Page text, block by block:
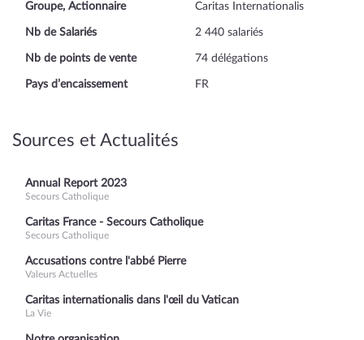
Groupe, Actionnaire Caritas Internationalis
Nb de Salariés 2 440 salariés
Nb de points de vente 74 délégations
Pays d’encaissement FR
Sources et Actualités
Annual Report 2023
Secours Catholique
Caritas France - Secours Catholique
Secours Catholique
Accusations contre l'abbé Pierre
Valeurs Actuelles
Caritas internationalis dans l'œil du Vatican
La Vie